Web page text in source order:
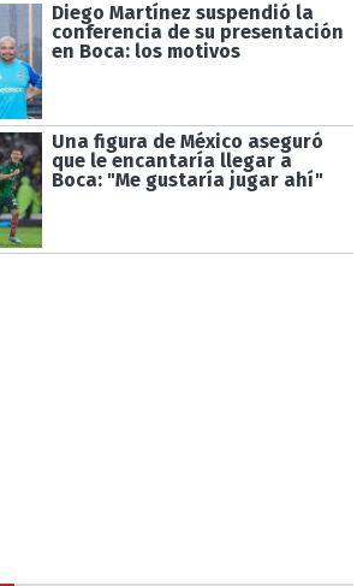
Diego Martínez suspendió la
conferencia de su presentación
en Boca: los motivos
Una figura de México aseguró
que le encantaría llegar a
Boca: "Me gustaría jugar ahí"